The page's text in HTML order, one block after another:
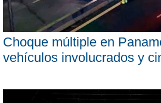
Choque múltiple en
vehículos involucrados y